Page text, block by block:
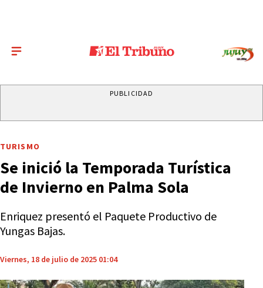
PUBLICIDAD
TURISMO
Se inició la Temporada Turística
de Invierno en Palma Sola
Enriquez presentó el Paquete Productivo de
Yungas Bajas.
Viernes, 18 de julio de 2025 01:04